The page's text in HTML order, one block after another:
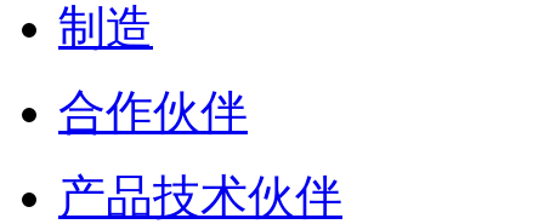
制造
合作伙伴
产品技术伙伴